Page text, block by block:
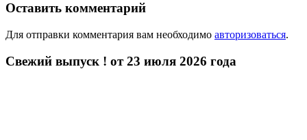
Оставить комментарий
Для отправки комментария вам необходимо авторизоваться.
Свежий выпуск ! от 23 июля 2026 года